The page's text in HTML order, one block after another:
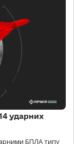
ударних
БПЛА типу